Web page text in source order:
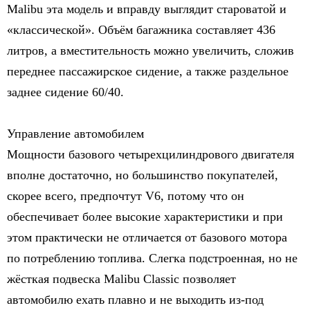
Malibu эта модель и вправду выглядит староватой и
«классической». Объём багажника составляет 436
литров, а вместительность можно увеличить, сложив
переднее пассажирское сидение, а также раздельное
заднее сидение 60/40.
Управление автомобилем
Мощности базового четырехцилиндрового двигателя
вполне достаточно, но большинство покупателей,
скорее всего, предпочтут V6, потому что он
обеспечивает более высокие характеристики и при
этом практически не отличается от базового мотора
по потреблению топлива. Слегка подстроенная, но не
жёсткая подвеска Malibu Classic позволяет
автомобилю ехать плавно и не выходить из-под